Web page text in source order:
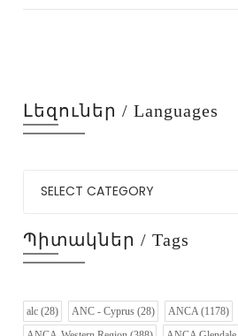
Լեզուներ / Languages
Պիտակներ / Tags
alc (28) ANC - Cyprus (28) ANCA (1178)